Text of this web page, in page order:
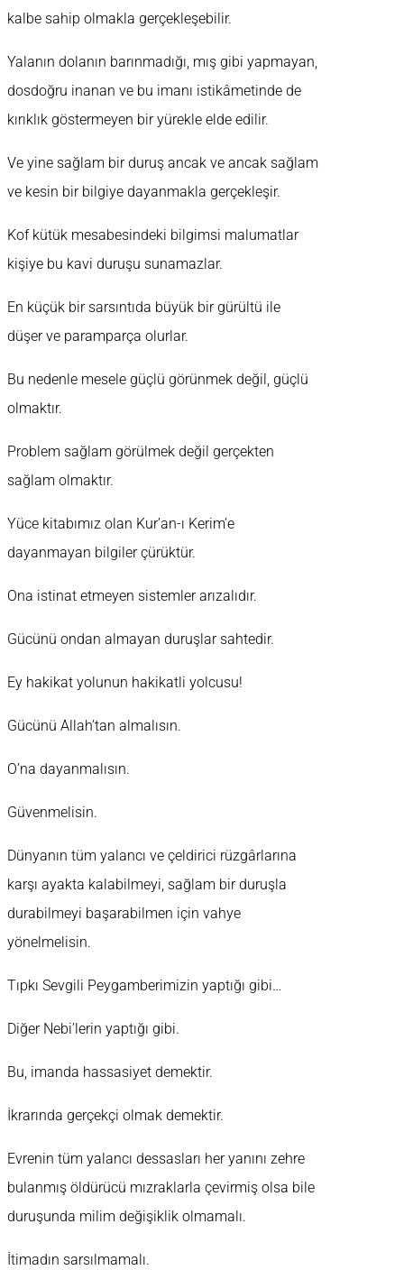
kalbe sahip olmakla gerçekleşebilir.
Yalanın dolanın barınmadığı, mış gibi yapmayan,
dosdoğru inanan ve bu imanı istikâmetinde de
kırıklık göstermeyen bir yürekle elde edilir.
Ve yine sağlam bir duruş ancak ve ancak sağlam
ve kesin bir bilgiye dayanmakla gerçekleşir.
Kof kütük mesabesindeki bilgimsi malumatlar
kişiye bu kavi duruşu sunamazlar.
En küçük bir sarsıntıda büyük bir gürültü ile
düşer ve paramparça olurlar.
Bu nedenle mesele güçlü görünmek değil, güçlü
olmaktır.
Problem sağlam görülmek değil gerçekten
sağlam olmaktır.
Yüce kitabımız olan Kur’an-ı Kerim’e
dayanmayan bilgiler çürüktür.
Ona istinat etmeyen sistemler arızalıdır.
Gücünü ondan almayan duruşlar sahtedir.
Ey hakikat yolunun hakikatli yolcusu!
Gücünü Allah’tan almalısın.
O’na dayanmalısın.
Güvenmelisin.
Dünyanın tüm yalancı ve çeldirici rüzgârlarına
karşı ayakta kalabilmeyi, sağlam bir duruşla
durabilmeyi başarabilmen için vahye
yönelmelisin.
Tıpkı Sevgili Peygamberimizin yaptığı gibi…
Diğer Nebi’lerin yaptığı gibi.
Bu, imanda hassasiyet demektir.
İkrarında gerçekçi olmak demektir.
Evrenin tüm yalancı dessasları her yanını zehre
bulanmış öldürücü mızraklarla çevirmiş olsa bile
duruşunda milim değişiklik olmamalı.
İtimadın sarsılmamalı.